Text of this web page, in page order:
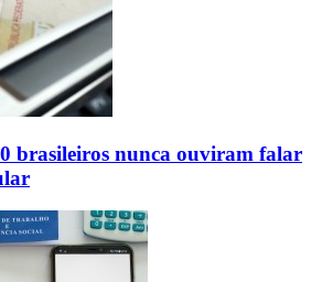
brasileiros nunca ouviram falar